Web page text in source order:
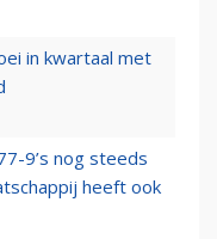
in kwartaal met
9’s nog steeds
heeft ook